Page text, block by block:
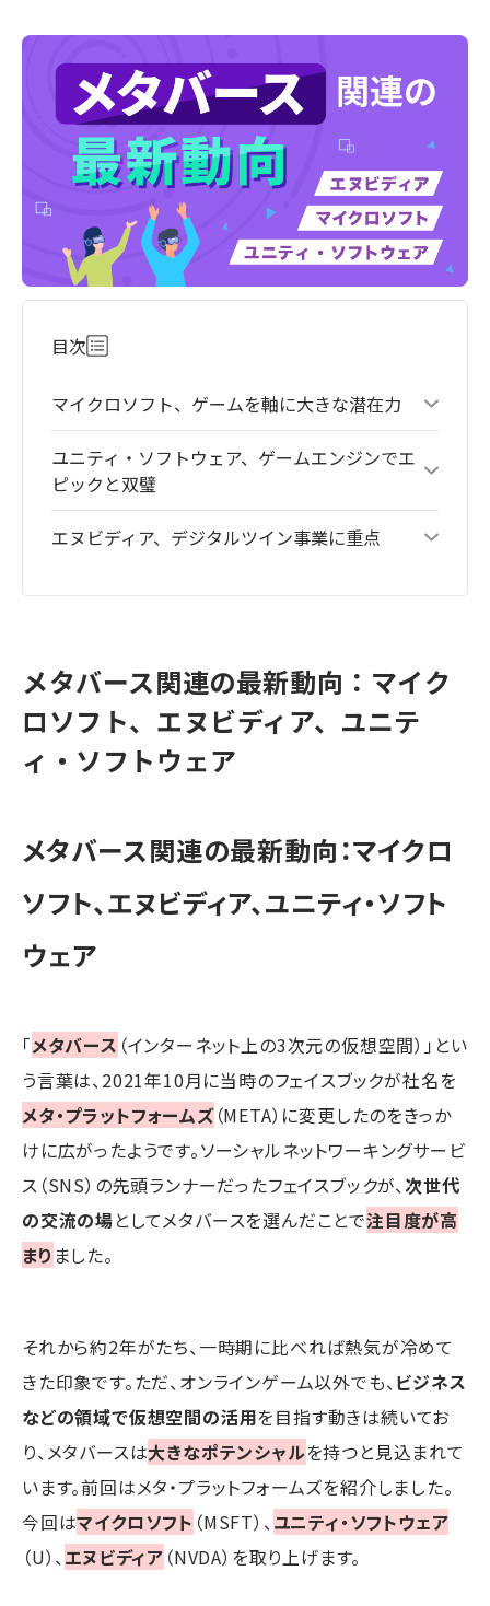
目次
マイクロソフト、ゲームを軸に大きな潜在力
ユニティ・ソフトウェア、ゲームエンジンでエ
ピックと双璧
エヌビディア、デジタルツイン事業に重点
メタバース関連の最新動向：マイク
ロソフト、エヌビディア、ユニテ
ィ・ソフトウェア
メタバース関連の最新動向：マイクロ
ソフト、エヌビディア、ユニティ・ソフト
ウェア
「メタバース （インターネット上の3次元の仮想空間）」とい
う言葉は、2021年10月に当時のフェイスブックが社名を
メタ・プラットフォームズ（META）に変更したのをきっか
けに広がったようです。ソーシャルネットワーキングサービ
ス（SNS）の先頭ランナーだったフェイスブックが、 次世代
の交流の場としてメタバースを選んだことで注目度が高
まり ました。
それから約2年がたち、一時期に比べれば熱気が冷めて
きた印象です。ただ、オンラインゲーム以外でも、 ビジネス
などの領域で仮想空間の活用を目指す動きは続いてお
り、メタバースは大きなポテンシャルを持つと見込まれて
います。前回はメタ・プラットフォームズを紹介しました。
今回はマイクロソフト （MSFT）、 ユニティ・ソフトウェア
（U）、 エヌビディア （NVDA）を取り上げます。